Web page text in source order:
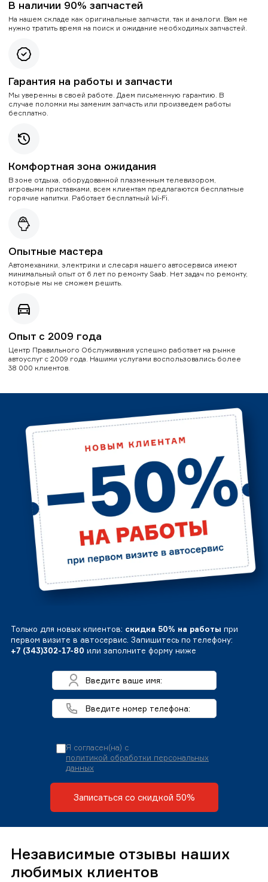
В наличии 90% запчастей
На нашем складе как оригинальные запчасти, так и аналоги. Вам не
нужно тратить время на поиск и ожидание необходимых запчастей.
Гарантия на работы и запчасти
Мы уверенны в своей работе. Даем письменную гарантию. В
случае поломки мы заменим запчасть или произведем работы
бесплатно.
Комфортная зона ожидания
В зоне отдыха, оборудованной плазменным телевизором,
игровыми приставками, всем клиентам предлагаются бесплатные
горячие напитки. Работает бесплатный Wi-Fi.
Опытные мастера
Автомеханики, электрики и слесаря нашего автосервиса имеют
минимальный опыт от 6 лет по ремонту Saab. Нет задач по ремонту,
которые мы не сможем решить.
Опыт с 2009 года
Центр Правильного Обслуживания успешно работает на рынке
автоуслуг с 2009 года. Нашими услугами воспользовались более
38 000 клиентов.
Только для новых клиентов: скидка 50% на работы при
первом визите в автосервис. Запишитесь по телефону:
+7 (343)302-17-80 или заполните форму ниже
Я согласен(на) с
политикой обработки персональных
данных
Записаться со скидкой 50%
Независимые отзывы наших
любимых клиентов